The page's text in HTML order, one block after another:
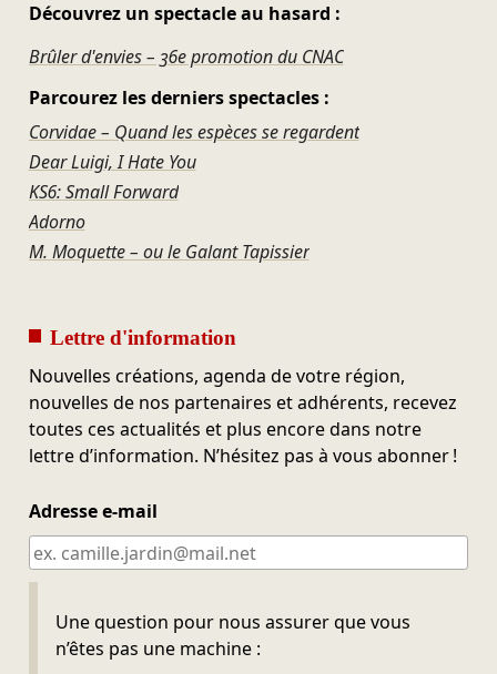
Découvrez un spectacle au hasard :
Brûler d'envies – 36e promotion du CNAC
Parcourez les derniers spectacles :
Corvidae – Quand les espèces se regardent
Dear Luigi, I Hate You
KS6: Small Forward
Adorno
M. Moquette – ou le Galant Tapissier
Lettre d'information
Nouvelles créations, agenda de votre région,
nouvelles de nos partenaires et adhérents, recevez
toutes ces actualités et plus encore dans notre
lettre d’information. N’hésitez pas à vous abonner !
Adresse e-mail
Une question pour nous assurer que vous
n’êtes pas une machine :
Ne pas remplir